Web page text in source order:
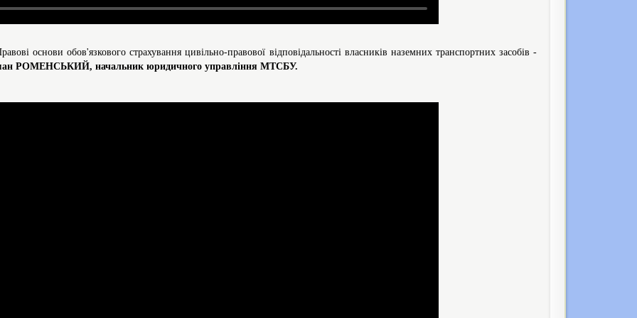
основи обов'язкового страхування цивільно-правової відповідальності власників наземних транспортних засобів -
РОМЕНСЬКИЙ, начальник юридичного управління МТСБУ.